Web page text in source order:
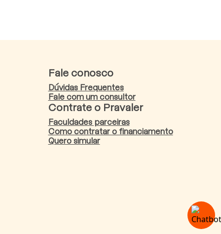
Fale conosco
Dúvidas Frequentes
Fale com um consultor
Contrate o Pravaler
Faculdades parceiras
Como contratar o financiamento
Quero simular